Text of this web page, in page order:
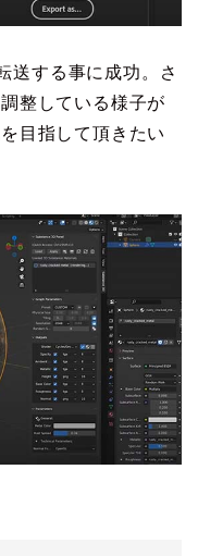
送する事に成功。さ
整している様子が
目指して頂きたい